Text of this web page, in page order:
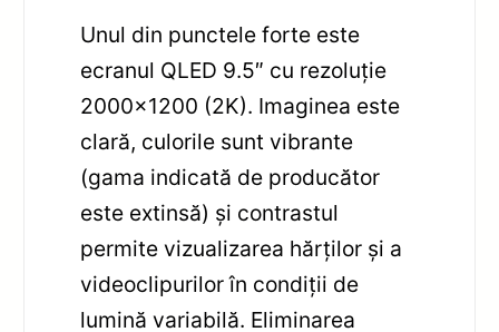
Unul din punctele forte este
ecranul QLED 9.5″ cu rezoluție
2000×1200 (2K). Imaginea este
clară, culorile sunt vibrante
(gama indicată de producător
este extinsă) și contrastul
permite vizualizarea hărților și a
videoclipurilor în condiții de
lumină variabilă. Eliminarea